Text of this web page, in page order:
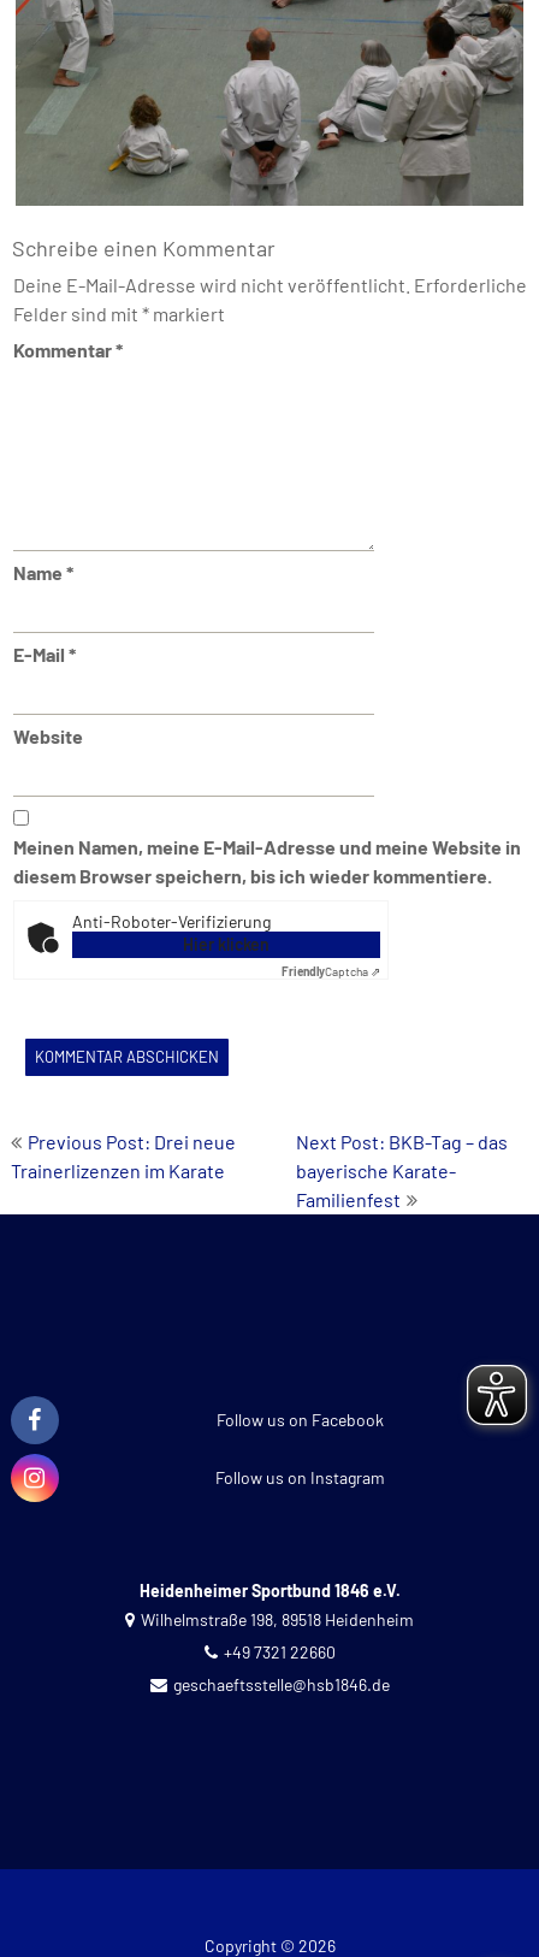
Schreibe einen Kommentar
Deine E-Mail-Adresse wird nicht veröffentlicht. Erforderliche
Felder sind mit *markiert
Kommentar*
Name *
E-Mail *
Website
Meinen Namen, meine E-Mail-Adresse und meine Website in
diesem Browser speichern, bis ich wieder kommentiere.
Anti-Roboter-Verifizierung
Hier klicken
FriendlyCaptcha ⇗
Beitrags-
Navigation
Previous Post: Drei neue
Trainerlizenzen im Karate
Next Post: BKB-Tag – das
bayerische Karate-
Familienfest
Follow us on Facebook
Follow us on Instagram
Heidenheimer Sportbund 1846 e.V.
Wilhelmstraße 198, 89518 Heidenheim
+49 7321 22660
geschaeftsstelle@hsb1846.de
Copyright © 2026